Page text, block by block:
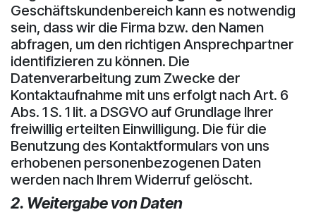
Geschäftskundenbereich kann es notwendig
sein, dass wir die Firma bzw. den Namen
abfragen, um den richtigen Ansprechpartner
identifizieren zu können. Die
Datenverarbeitung zum Zwecke der
Kontaktaufnahme mit uns erfolgt nach Art. 6
Abs. 1 S. 1 lit. a DSGVO auf Grundlage Ihrer
freiwillig erteilten Einwilligung. Die für die
Benutzung des Kontaktformulars von uns
erhobenen personenbezogenen Daten
werden nach Ihrem Widerruf gelöscht.
2. Weitergabe von Daten